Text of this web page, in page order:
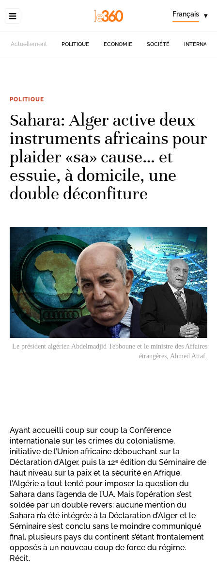
Français ▾
Actuellement POLITIQUE ECONOMIE SOCIÉTÉ
POLITIQUE
Sahara: Alger active deux
instruments africains pour
plaider «sa» cause… et
essuie, à domicile, une
double déconfiture
Le président algérien Abdelmadjid Tebboune et le ministre des Affaires
étrangères, Ahmed Attaf.
Ayant accueilli coup sur coup la Conférence
internationale sur les crimes du colonialisme,
initiative de l’Union africaine débouchant sur la
Déclaration d’Alger, puis la 12ᵉ édition du Séminaire de
haut niveau sur la paix et la sécurité en Afrique,
l’Algérie a tout tenté pour imposer la question du
Sahara dans l’agenda de l’UA. Mais l’opération s’est
soldée par un double revers: aucune mention du
Sahara n’a été intégrée à la Déclaration d’Alger et le
Séminaire s’est conclu sans le moindre communiqué
final, plusieurs pays du continent s’étant frontalement
opposés à un nouveau coup de force du régime.
Récit.